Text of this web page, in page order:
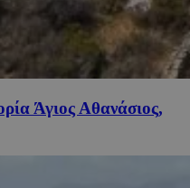
Άγιος Αθανάσιος,